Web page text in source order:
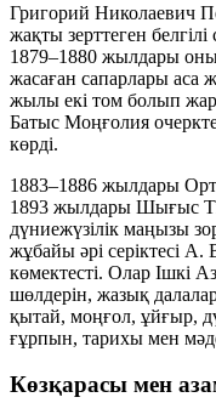
Григорий Николаевич
жақты зерттеген
1879–1880 жылдары
жасаған сапарлары аса
жылы екі том болып
Батыс Моңғолия
көрді.
1883–1886 жылдары
1893 жылдары Шығыс
дүниежүзілік маңызы
жұбайы әрі серіктесі
көмектесті. Олар Ішкі
шөлдерін, жазық
қытай, моңғол, ұйғыр,
ғұрпын, тарихы мен
Көзқарасы мен